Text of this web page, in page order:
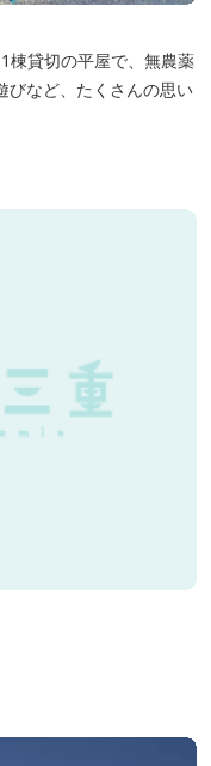
棟貸切の平屋で、無農薬
びなど、たくさんの思い